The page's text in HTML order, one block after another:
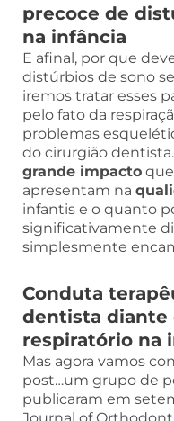
precoce de
na infância
E afinal, por que
distúrbios de sono
iremos tratar esses
pelo fato da
problemas
do cirurgião
grande impacto
apresentam na
infantis e o quanto
significativamente
simplesmente
Conduta
dentista diante
respiratório na
Mas agora vamos
post…um grupo de
publicaram em